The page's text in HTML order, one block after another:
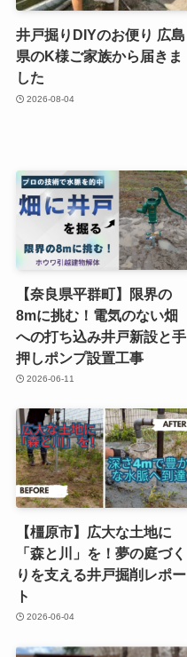
井戸掘りDIYのお便り 広島
県のK様ご家族から届きま
した
2026-08-04
【奈良県平群町】限界の
8mに挑む！電気のない畑
への打ち込み井戸新設と手
押しポンプ設置工事
2026-06-11
【橿原市】広大な土地に
「森と川」を！夢の庭づく
りを支える井戸掘削レポー
ト
2026-06-04